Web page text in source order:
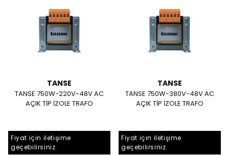
TANSE
TANSE 750W-220V-48V AC
AÇIK TİP İZOLE TRAFO
TANSE
TANSE 750W-380V-48V AC
AÇIK TİP İZOLE TRAFO
Fiyat için iletişime
geçebilirsiniz.
Fiyat için iletişime
geçebilirsiniz.